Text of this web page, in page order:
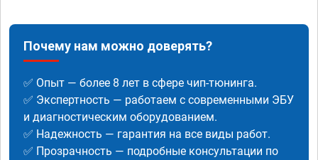
Почему нам можно доверять?
✅ Опыт — более 8 лет в сфере чип-тюнинга.
✅ Экспертность — работаем с современными ЭБУ
и диагностическим оборудованием.
✅ Надежность — гарантия на все виды работ.
✅ Прозрачность — подробные консультации по